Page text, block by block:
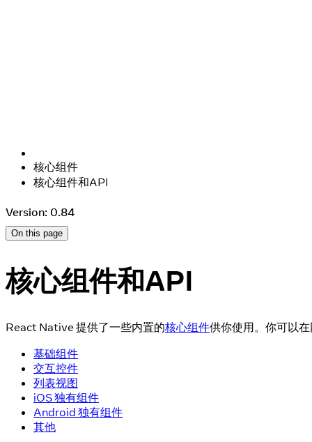
核心组件
核心组件和API
Version: 0.84
On this page
核心组件和API
React Native 提供了一些内置的核心组件供你使用。你可以
基础组件
交互控件
列表视图
iOS 独有组件
Android 独有组件
其他